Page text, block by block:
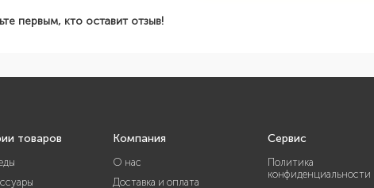
первым, кто оставит отзыв!
товаров Компания
О нас
Доставка и оплата
Сервис
Политика
конфиденциальности